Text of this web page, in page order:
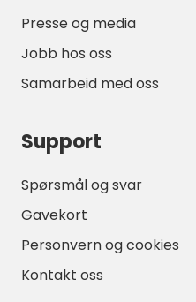
Presse og media
Jobb hos oss
Samarbeid med oss
Support
Spørsmål og svar
Gavekort
Personvern og cookies
Kontakt oss